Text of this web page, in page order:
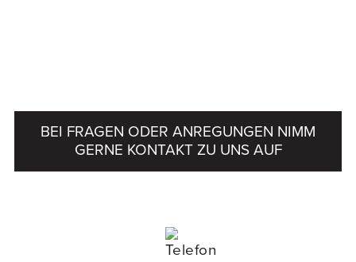
BEI FRAGEN ODER ANREGUNGEN NIMM
GERNE KONTAKT ZU UNS AUF